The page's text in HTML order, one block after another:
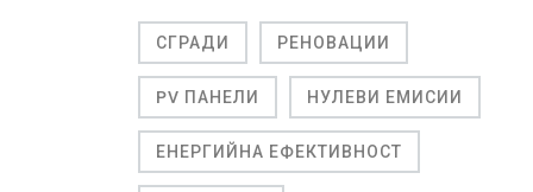
СГРАДИ РЕНОВАЦИИ
PV ПАНЕЛИ НУЛЕВИ ЕМИСИИ
ЕНЕРГИЙНА ЕФЕКТИВНОСТ